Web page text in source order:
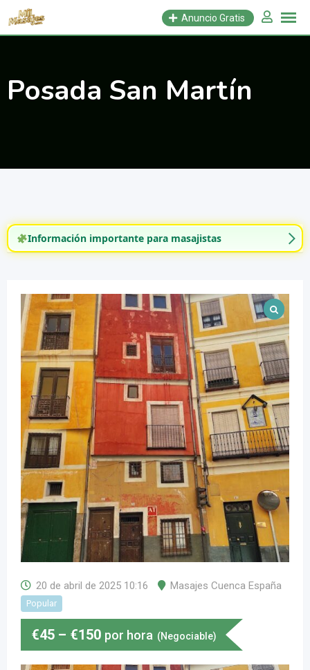
Saltar
Anuncio Gratis
Posada San Martín
Información importante para masajistas
20 de abril de 2025 10:16 Masajes Cuenca España
Popular
€45 – €150 por hora (Negociable)